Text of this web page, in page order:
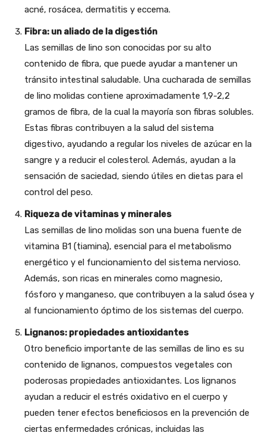
acné, rosácea, dermatitis y eccema.
Fibra: un aliado de la digestión
Las semillas de lino son conocidas por su alto
contenido de fibra, que puede ayudar a mantener un
tránsito intestinal saludable. Una cucharada de semillas
de lino molidas contiene aproximadamente 1,9-2,2
gramos de fibra, de la cual la mayoría son fibras solubles.
Estas fibras contribuyen a la salud del sistema
digestivo, ayudando a regular los niveles de azúcar en la
sangre y a reducir el colesterol. Además, ayudan a la
sensación de saciedad, siendo útiles en dietas para el
control del peso.
Riqueza de vitaminas y minerales
Las semillas de lino molidas son una buena fuente de
vitamina B1 (tiamina), esencial para el metabolismo
energético y el funcionamiento del sistema nervioso.
Además, son ricas en minerales como magnesio,
fósforo y manganeso, que contribuyen a la salud ósea y
al funcionamiento óptimo de los sistemas del cuerpo.
Lignanos: propiedades antioxidantes
Otro beneficio importante de las semillas de lino es su
contenido de lignanos, compuestos vegetales con
poderosas propiedades antioxidantes. Los lignanos
ayudan a reducir el estrés oxidativo en el cuerpo y
pueden tener efectos beneficiosos en la prevención de
ciertas enfermedades crónicas, incluidas las